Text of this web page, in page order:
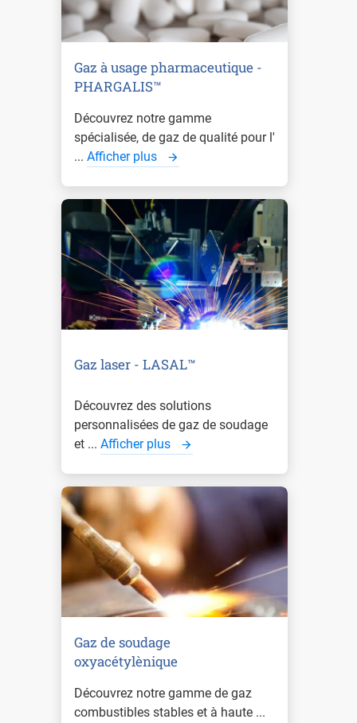
Gaz à usage pharmaceutique -
PHARGALIS™
Découvrez notre gamme
spécialisée, de gaz de qualité pour l'
... Afficher plus
Gaz laser - LASAL™
Découvrez des solutions
personnalisées de gaz de soudage
et ... Afficher plus
Gaz de soudage
oxyacétylènique
Découvrez notre gamme de gaz
combustibles stables et à haute ...